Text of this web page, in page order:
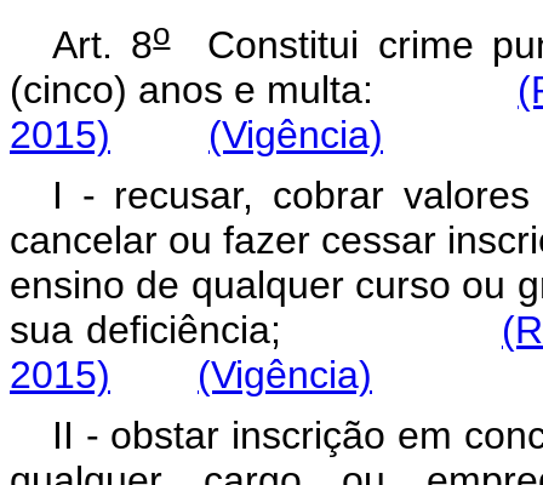
Art. 8oConstitui crime
(cinco) anos e multa:
2015)
(Vigência)
I - recusar, cobrar valores
cancelar ou fazer cessar
ensino de qualquer curso ou
sua deficiência;
2015)
(Vigência)
II - obstar inscrição em